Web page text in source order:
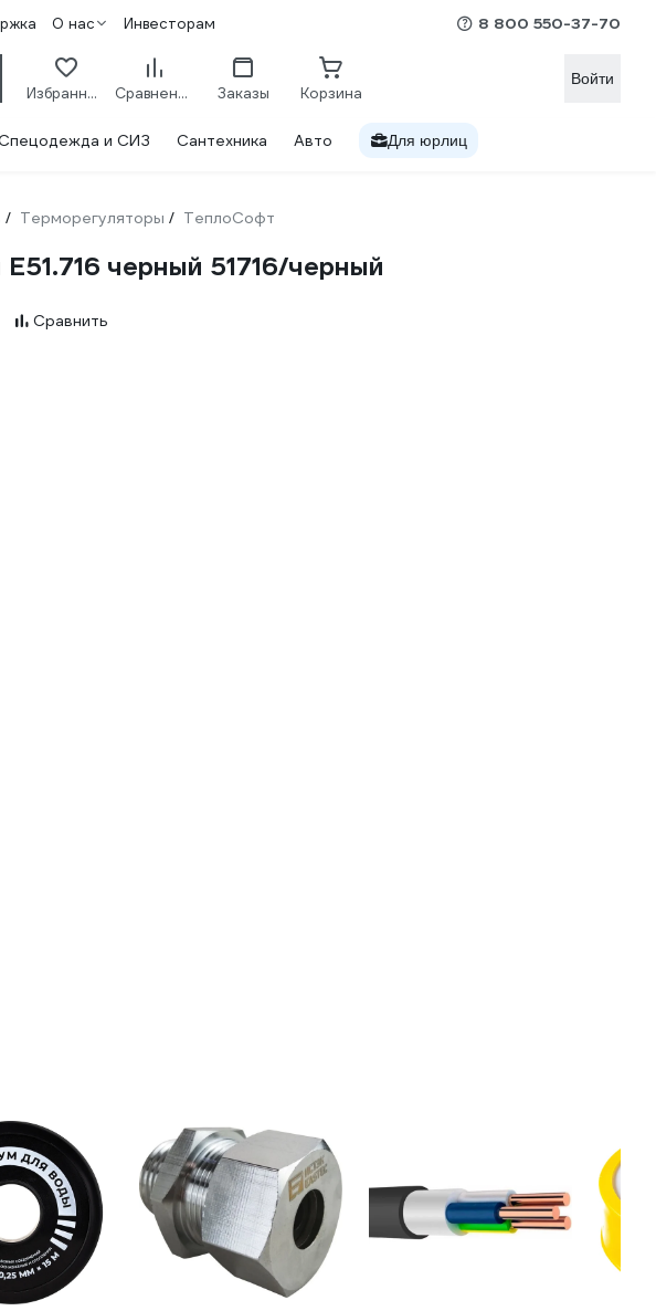
О нас Инвесторам 8 800 550-37-70
Избранное Сравнение Заказы Корзина
Войти
и СИЗ Сантехника Авто Для юрлиц
/ Терморегуляторы / ТеплоСофт
черный 51716/черный
Сравнить